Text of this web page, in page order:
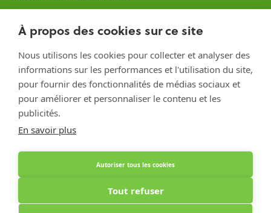
À propos des cookies sur ce site
Nous utilisons les cookies pour collecter et analyser des
informations sur les performances et l'utilisation du site,
pour fournir des fonctionnalités de médias sociaux et
pour améliorer et personnaliser le contenu et les
publicités.
En savoir plus
Autoriser tous les cookies
Tout refuser
Optiphar Mol
Créé avec Shopware